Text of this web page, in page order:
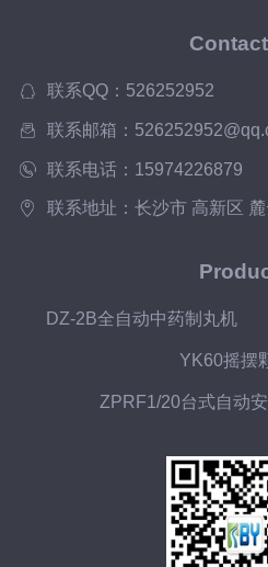
联系QQ：526252952
联系邮箱：
联系电话：15974226879
联系地址：长沙市 高新区
DZ-2B全自动中药制丸机
YK60摇摆
ZPRF1/20台式自动